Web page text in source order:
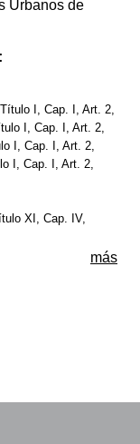
Urbanos de
I, Cap. I, Art. 2,
I, Cap. I, Art. 2,
I, Cap. I, Art. 2,
I, Cap. I, Art. 2,
XI, Cap. IV,
más